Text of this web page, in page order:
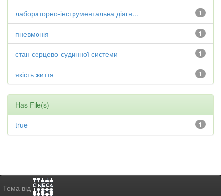
1
лабораторно-інструментальна діагн...
1
пневмонія
1
стан серцево-судинної системи
1
якість життя
Has File(s)
1
true
Тема від